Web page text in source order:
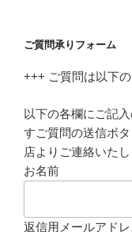
ご質問承りフォーム
+++ ご質問は以下
以下の各欄にご記
すご質問の送信ボ
店よりご連絡いたし
お名前
返信用メールアドレ